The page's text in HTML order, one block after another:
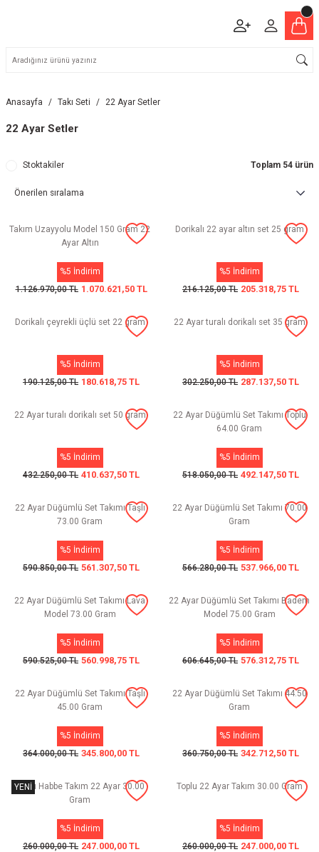
Anasayfa Takı Seti 22 Ayar Setler
22 Ayar Setler
Stoktakiler Toplam 54 ürün
Takım Uzayyolu Model 150 Gram 22
Ayar Altın
%5 İndirim
1.126.970,00 TL 1.070.621,50 TL
Dorikalı 22 ayar altın set 25 gram
%5 İndirim
216.125,00 TL 205.318,75 TL
Dorikalı çeyrekli üçlü set 22 gram
%5 İndirim
190.125,00 TL 180.618,75 TL
22 Ayar turalı dorikalı set 35 gram
%5 İndirim
302.250,00 TL 287.137,50 TL
22 Ayar turalı dorikalı set 50 gram
%5 İndirim
432.250,00 TL 410.637,50 TL
22 Ayar Düğümlü Set Takımı Toplu
64.00 Gram
%5 İndirim
518.050,00 TL 492.147,50 TL
22 Ayar Düğümlü Set Takımı Taşlı
73.00 Gram
%5 İndirim
590.850,00 TL 561.307,50 TL
22 Ayar Düğümlü Set Takımı 70.00
Gram
%5 İndirim
566.280,00 TL 537.966,00 TL
22 Ayar Düğümlü Set Takımı Lava
Model 73.00 Gram
%5 İndirim
590.525,00 TL 560.998,75 TL
22 Ayar Düğümlü Set Takımı Badem
Model 75.00 Gram
%5 İndirim
606.645,00 TL 576.312,75 TL
22 Ayar Düğümlü Set Takımı Taşlı
45.00 Gram
%5 İndirim
364.000,00 TL 345.800,00 TL
22 Ayar Düğümlü Set Takımı 44.50
Gram
%5 İndirim
360.750,00 TL 342.712,50 TL
YENİ
Toplu Habbe Takım 22 Ayar 30.00
Gram
%5 İndirim
260.000,00 TL 247.000,00 TL
Toplu 22 Ayar Takım 30.00 Gram
%5 İndirim
260.000,00 TL 247.000,00 TL